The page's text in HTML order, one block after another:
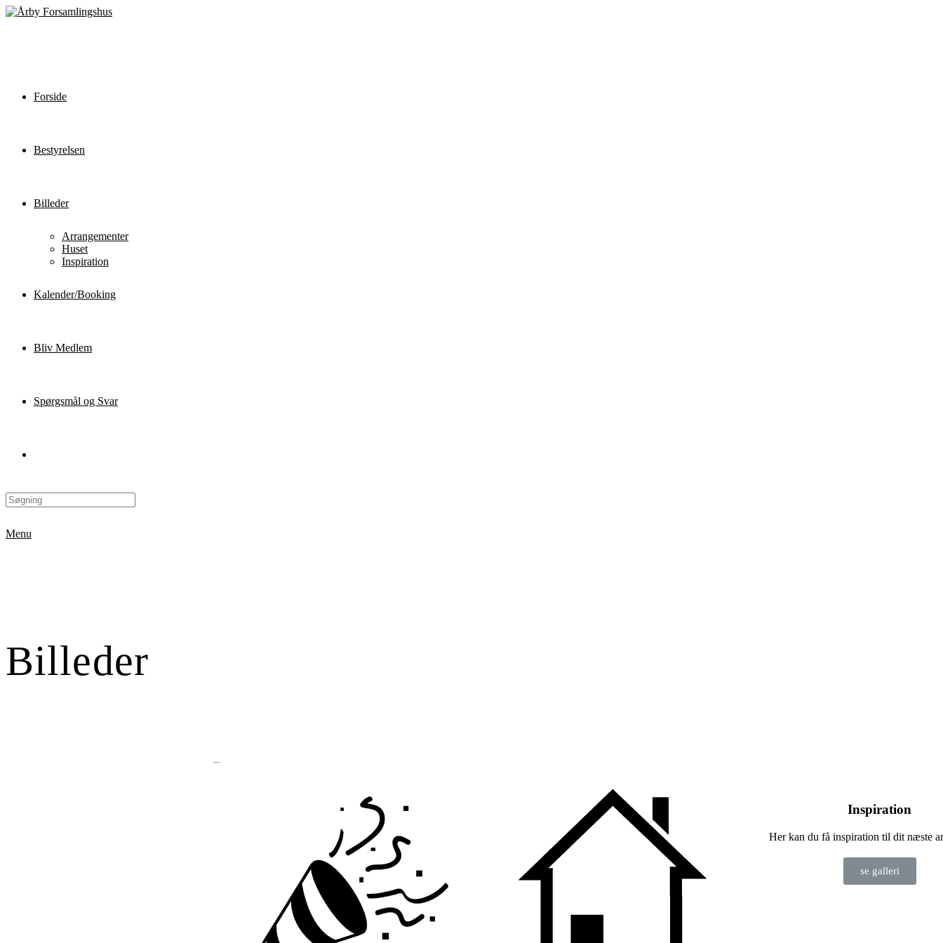
Forside
Bestyrelsen
Billeder
Arrangementer
Huset
Inspiration
Kalender/Booking
Bliv Medlem
Spørgsmål og Svar
Menu
Billeder
Gallerier
Inspiration
Her kan du få inspiration til dit næste
se galleri